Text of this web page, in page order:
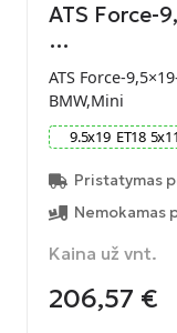
ATS Force-
…
ATS Force-
BMW,Mini
9.5x19 ET18 5x
Pristatymas
Nemokamas
Kaina už vnt.
206,57 €